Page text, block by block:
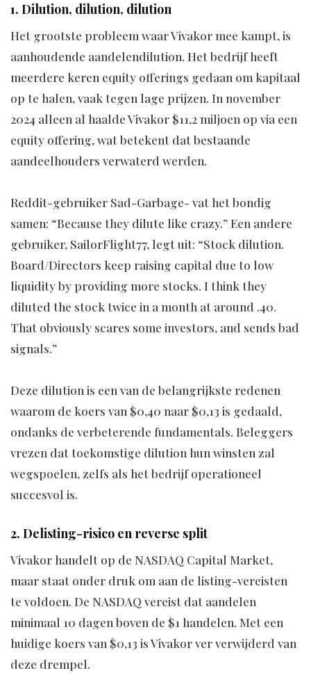
1. Dilution, dilution, dilution
Het grootste probleem waar Vivakor mee kampt, is
aanhoudende aandelendilution. Het bedrijf heeft
meerdere keren equity offerings gedaan om kapitaal
op te halen, vaak tegen lage prijzen. In november
2024 alleen al haalde Vivakor $11,2 miljoen op via een
equity offering, wat betekent dat bestaande
aandeelhouders verwaterd werden.
Reddit-gebruiker Sad-Garbage- vat het bondig
samen: “Because they dilute like crazy.” Een andere
gebruiker, SailorFlight77, legt uit: “Stock dilution.
Board/Directors keep raising capital due to low
liquidity by providing more stocks. I think they
diluted the stock twice in a month at around .40.
That obviously scares some investors, and sends bad
signals.”
Deze dilution is een van de belangrijkste redenen
waarom de koers van $0,40 naar $0,13 is gedaald,
ondanks de verbeterende fundamentals. Beleggers
vrezen dat toekomstige dilution hun winsten zal
wegspoelen, zelfs als het bedrijf operationeel
succesvol is.
2. Delisting-risico en reverse split
Vivakor handelt op de NASDAQ Capital Market,
maar staat onder druk om aan de listing-vereisten
te voldoen. De NASDAQ vereist dat aandelen
minimaal 10 dagen boven de $1 handelen. Met een
huidige koers van $0,13 is Vivakor ver verwijderd van
deze drempel.